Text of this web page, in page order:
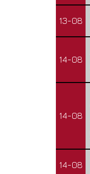
13-08
14-08
14-08
14-08